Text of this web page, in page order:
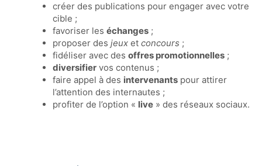
créer des publications pour engager avec votre
cible ;
favoriser les échanges ;
proposer des jeux et concours ;
fidéliser avec des offres promotionnelles ;
diversifier vos contenus ;
faire appel à des intervenants pour attirer
l’attention des internautes ;
profiter de l’option « live » des réseaux sociaux.